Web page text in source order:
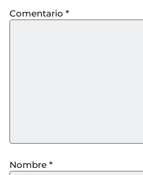
Comentario *
Nombre *